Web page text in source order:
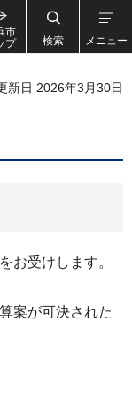
市
プ
検索 メニュー
新日 2026年3月30日
お受けします。
案が可決された